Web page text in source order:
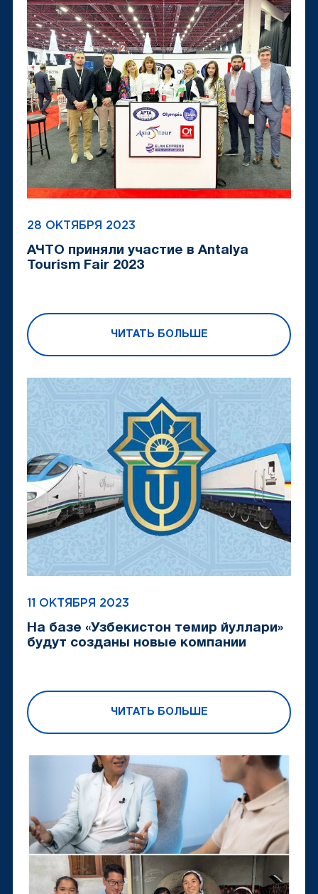
28 ОКТЯБРЯ 2023
АЧТО приняли участие в Antalya
Tourism Fair 2023
ЧИТАТЬ БОЛЬШЕ
11 ОКТЯБРЯ 2023
На базе «Узбекистон темир йуллари»
будут созданы новые компании
ЧИТАТЬ БОЛЬШЕ